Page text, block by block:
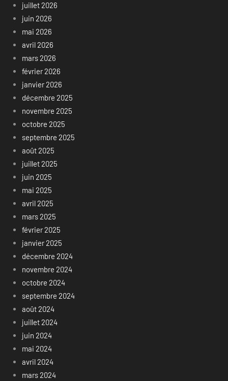
juillet 2026
juin 2026
mai 2026
avril 2026
mars 2026
février 2026
janvier 2026
décembre 2025
novembre 2025
octobre 2025
septembre 2025
août 2025
juillet 2025
juin 2025
mai 2025
avril 2025
mars 2025
février 2025
janvier 2025
décembre 2024
novembre 2024
octobre 2024
septembre 2024
août 2024
juillet 2024
juin 2024
mai 2024
avril 2024
mars 2024